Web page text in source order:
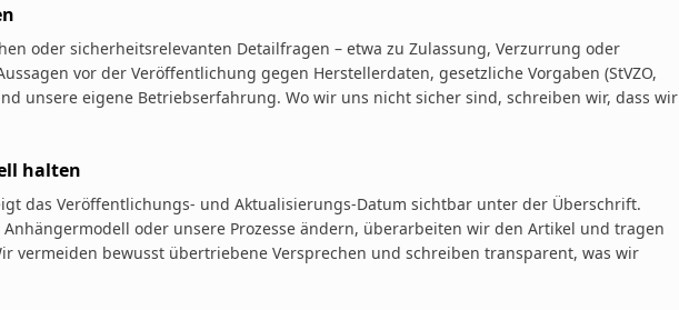
oder sicherheitsrelevanten Detailfragen – etwa zu Zulassung, Verzurrung oder
vor der Veröffentlichung gegen Herstellerdaten, gesetzliche Vorgaben (StVZO,
unsere eigene Betriebserfahrung. Wo wir uns nicht sicher sind, schreiben wir, dass wir
halten
das Veröffentlichungs- und Aktualisierungs-Datum sichtbar unter der Überschrift.
Anhängermodell oder unsere Prozesse ändern, überarbeiten wir den Artikel und tragen
vermeiden bewusst übertriebene Versprechen und schreiben transparent, was wir